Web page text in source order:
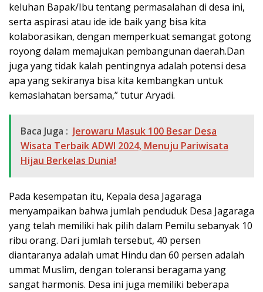
keluhan Bapak/Ibu tentang permasalahan di desa ini,
serta aspirasi atau ide ide baik yang bisa kita
kolaborasikan, dengan memperkuat semangat gotong
royong dalam memajukan pembangunan daerah.Dan
juga yang tidak kalah pentingnya adalah potensi desa
apa yang sekiranya bisa kita kembangkan untuk
kemaslahatan bersama,” tutur Aryadi.
Baca Juga : Jerowaru Masuk 100 Besar Desa
Wisata Terbaik ADWI 2024, Menuju Pariwisata
Hijau Berkelas Dunia!
Pada kesempatan itu, Kepala desa Jagaraga
menyampaikan bahwa jumlah penduduk Desa Jagaraga
yang telah memiliki hak pilih dalam Pemilu sebanyak 10
ribu orang. Dari jumlah tersebut, 40 persen
diantaranya adalah umat Hindu dan 60 persen adalah
ummat Muslim, dengan toleransi beragama yang
sangat harmonis. Desa ini juga memiliki beberapa